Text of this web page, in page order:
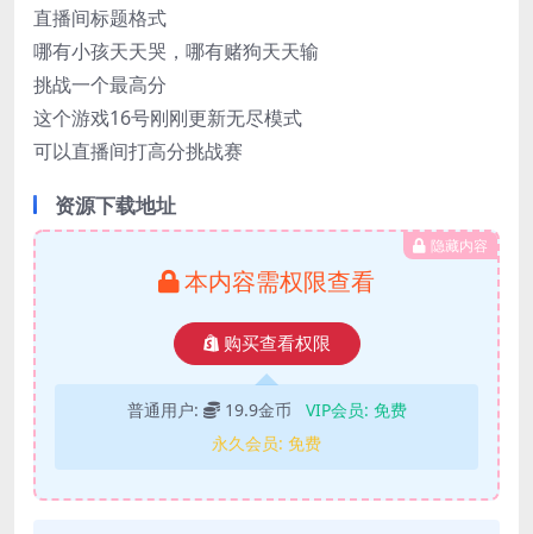
直播间标题格式
哪有小孩天天哭，哪有赌狗天天输
挑战一个最高分
这个游戏16号刚刚更新无尽模式
可以直播间打高分挑战赛
资源下载地址
隐藏内容
本内容需权限查看
购买查看权限
普通用户: 19.9金币 VIP会员: 免费
永久会员: 免费